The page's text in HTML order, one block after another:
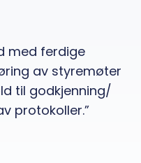
med ferdige
av styremøter
til godkjenning/
protokoller.”